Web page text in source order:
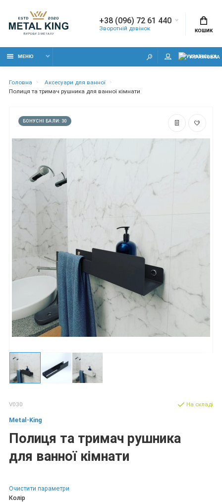
+38 (096) 72 61 440
Зворотній дзвінок КОШИК
МЕНЮ УКРАЇНСЬКА
Головна
Аксесуари для ванної
Полиця та тримач рушника для ванної кімнати
БОНУСНІ БАЛИ: 30
V030
Metal-King
Полиця та тримач рушника
для ванної кімнати
На складі
Очистити параметри
Колір